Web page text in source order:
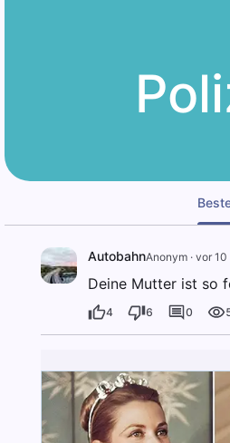
AutobahnAnonym· vor 10
Deine Mutter ist so
4 6 0